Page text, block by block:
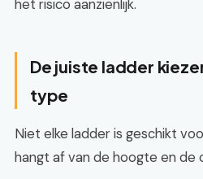
het risico aanzienlijk.
De juiste ladder
type
Niet elke ladder is geschikt
hangt af van de hoogte en de